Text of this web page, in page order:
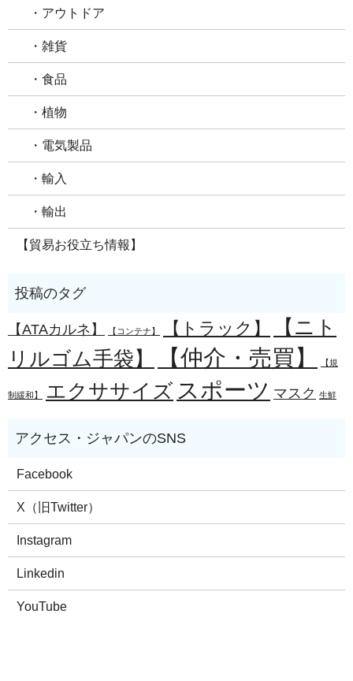
・アウトドア
・雑貨
・食品
・植物
・電気製品
・輸入
・輸出
【貿易お役立ち情報】
【ATAカルネ】 【コンテナ】 【トラック】
【ニト
リルゴム手袋】
【仲介・売買】 【規
制緩和】 エクササイズ スポーツ マスク 生鮮
Facebook
X（旧Twitter）
Instagram
Linkedin
YouTube